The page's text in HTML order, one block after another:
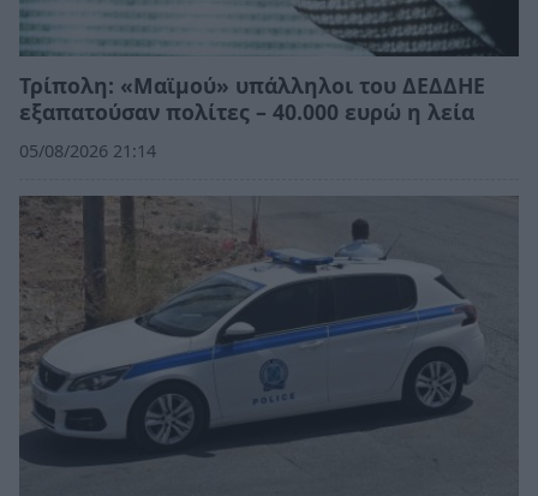
Τρίπολη: «Μαϊμού» υπάλληλοι του ΔΕΔΔΗΕ
εξαπατούσαν πολίτες – 40.000 ευρώ η λεία
05/08/2026 21:14